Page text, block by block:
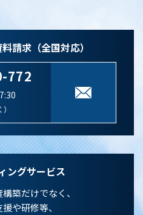
請求（全国対応）
772
ングサービス
築だけでなく、
や研修等、